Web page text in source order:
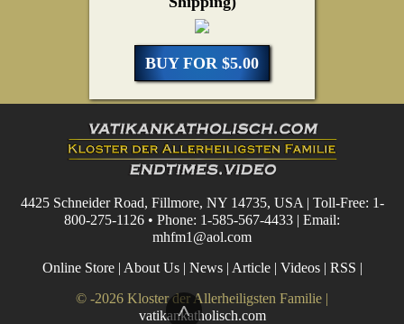
^
BUY FOR $5.00
4425 Schneider Road, Fillmore, NY 14735, USA | Toll-Free: 1-
800-275-1126 • Phone: 1-585-567-4433 | Email:
mhfm1@aol.com
Online Store| About Us| News| Article| Videos| RSS |
© -2026 Kloster der Allerheiligsten Familie |
vatikankatholisch.com